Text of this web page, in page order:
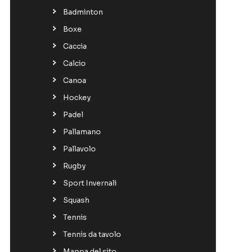
Badminton
Boxe
Caccia
Calcio
Canoa
Hockey
Padel
Pallamano
Pallavolo
Rugby
Sport Invernali
Squash
Tennis
Tennis da tavolo